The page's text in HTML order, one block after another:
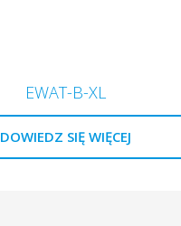
EWAT-B-XL
DOWIEDZ SIĘ WIĘCEJ